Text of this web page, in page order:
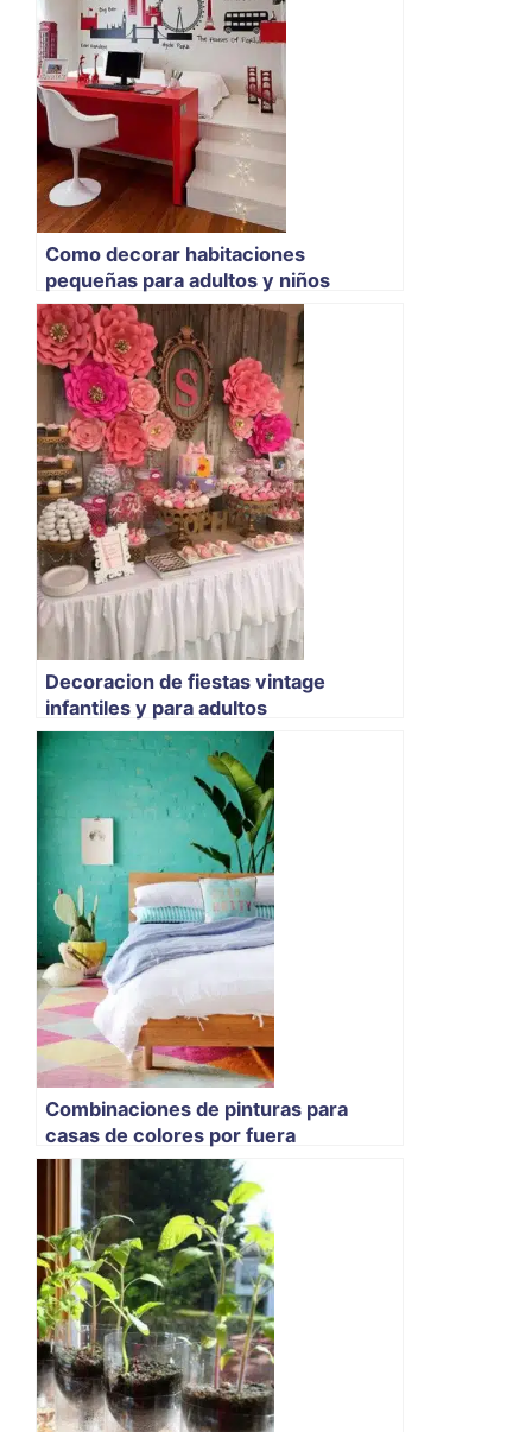
Como decorar habitaciones
pequeñas para adultos y niños
Decoracion de fiestas vintage
infantiles y para adultos
Combinaciones de pinturas para
casas de colores por fuera